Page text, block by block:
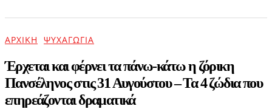
ΑΡΧΙΚΉ ΨΥΧΑΓΩΓΊΑ
Έρχεται και φέρνει τα πάνω-κάτω η ζόρικη
Πανσέληνος στις 31 Αυγούστου – Τα 4 ζώδια που
επηρεάζονται δραματικά